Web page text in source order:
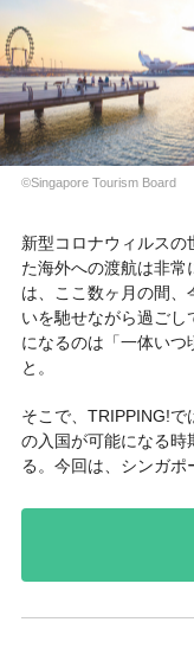
©Singapore Tourism Board
新型コロナウィルスの
た海外への渡航は非常
は、ここ数ヶ月の間、
いを馳せながら過ご
になるのは「一体いつ
と。
そこで、TRIPPING!
の入国が可能になる時
る。今回は、シンガポ